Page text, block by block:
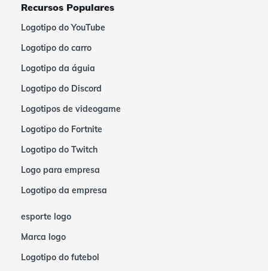
Recursos Populares
Logotipo do YouTube
Logotipo do carro
Logotipo da águia
Logotipo do Discord
Logotipos de videogame
Logotipo do Fortnite
Logotipo do Twitch
Logo para empresa
Logotipo da empresa
esporte logo
Marca logo
Logotipo do futebol